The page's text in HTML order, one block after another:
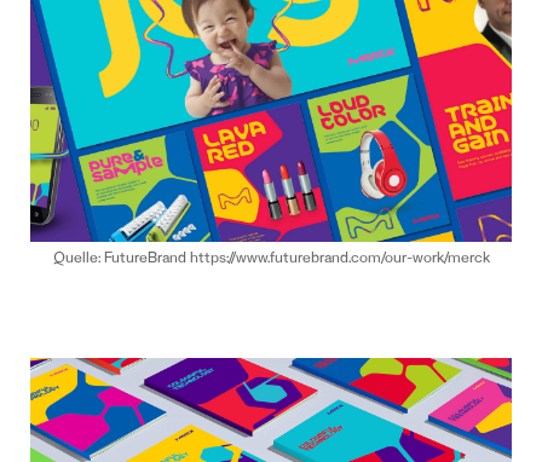
Quelle: FutureBrand https://www.futurebrand.com/our-work/merck